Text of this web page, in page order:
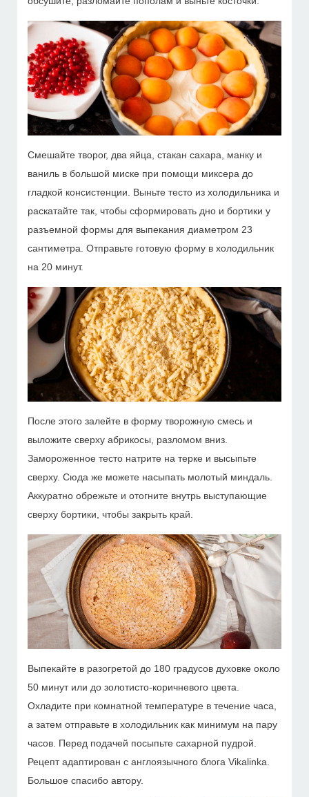
Смешайте творог, два яйца, стакан сахара, манку и
ваниль в большой миске при помощи миксера до
гладкой консистенции. Выньте тесто из холодильника и
раскатайте так, чтобы сформировать дно и бортики у
разъемной формы для выпекания диаметром 23
сантиметра. Отправьте готовую форму в холодильник
на 20 минут.
После этого залейте в форму творожную смесь и
выложите сверху абрикосы, разломом вниз.
Замороженное тесто натрите на терке и высыпьте
сверху. Сюда же можете насыпать молотый миндаль.
Аккуратно обрежьте и отогните внутрь выступающие
сверху бортики, чтобы закрыть край.
Выпекайте в разогретой до 180 градусов духовке около
50 минут или до золотисто-коричневого цвета.
Охладите при комнатной температуре в течение часа,
а затем отправьте в холодильник как минимум на пару
часов. Перед подачей посыпьте сахарной пудрой.
Рецепт адаптирован с англоязычного блога Vikalinka.
Большое спасибо автору.